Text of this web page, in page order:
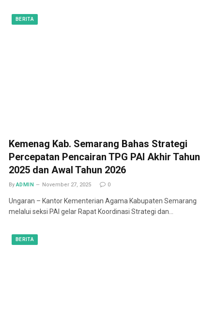
BERITA
Kemenag Kab. Semarang Bahas Strategi
Percepatan Pencairan TPG PAI Akhir Tahun
2025 dan Awal Tahun 2026
By ADMIN November 27, 2025 0
Ungaran – Kantor Kementerian Agama Kabupaten Semarang
melalui seksi PAI gelar Rapat Koordinasi Strategi dan…
BERITA